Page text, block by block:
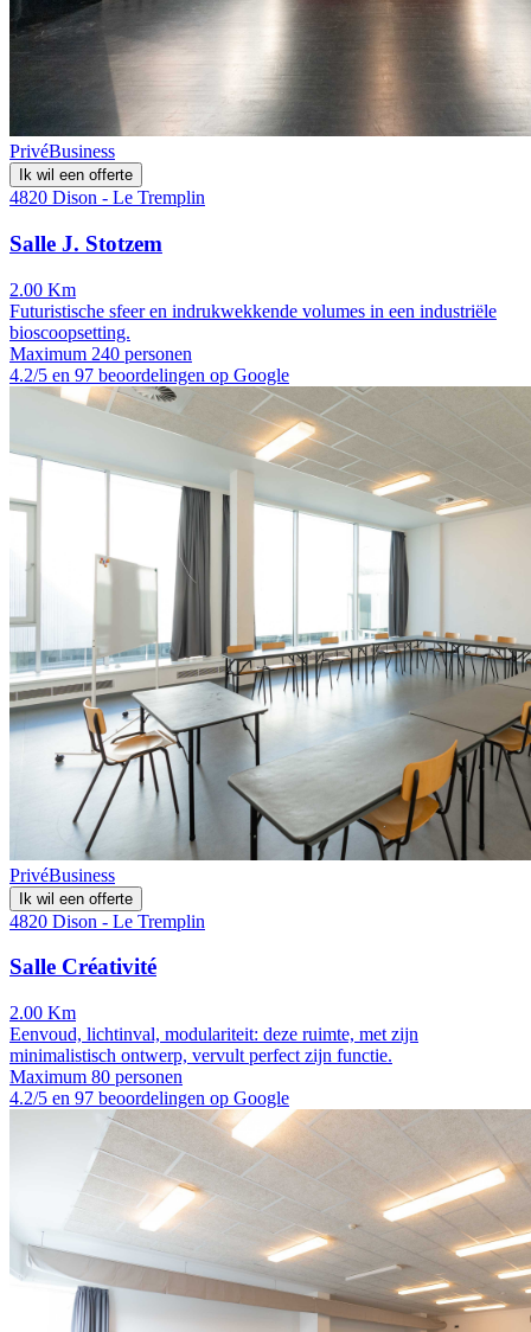
PrivéBusiness
Ik wil een offerte
4820 Dison - Le Tremplin
Salle J. Stotzem
2.00 Km
Futuristische sfeer en indrukwekkende volumes in een industriële
bioscoopsetting.
Maximum 240 personen
4.2/5 en 97 beoordelingen op Google
PrivéBusiness
Ik wil een offerte
4820 Dison - Le Tremplin
Salle Créativité
2.00 Km
Eenvoud, lichtinval, modulariteit: deze ruimte, met zijn
minimalistisch ontwerp, vervult perfect zijn functie.
Maximum 80 personen
4.2/5 en 97 beoordelingen op Google